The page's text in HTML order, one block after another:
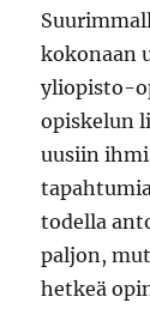
kokonaan
yliopisto-
opiskelun
uusiin
todella
paljon,
hetkeä